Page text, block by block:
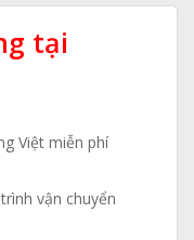
tại
Việt miễn phí
vận chuyển